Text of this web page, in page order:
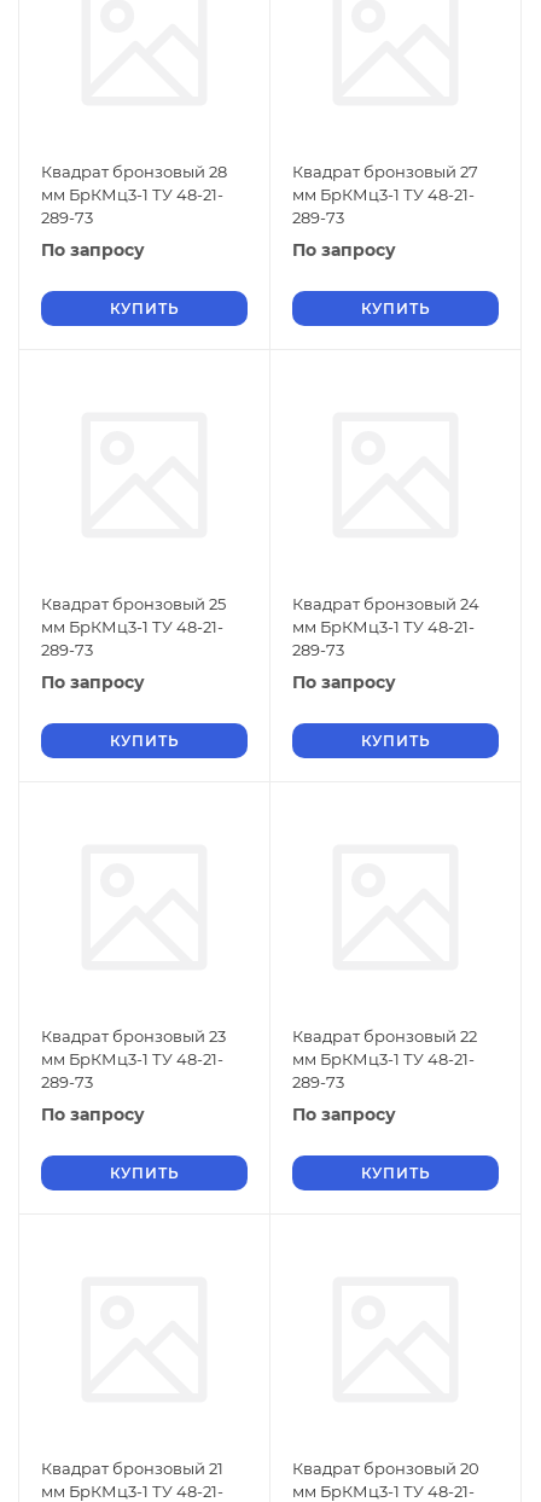
Квадрат бронзовый 28
мм БрКМц3-1 ТУ 48-21-
289-73
По запросу
КУПИТЬ
Квадрат бронзовый 27
мм БрКМц3-1 ТУ 48-21-
289-73
По запросу
КУПИТЬ
Квадрат бронзовый 25
мм БрКМц3-1 ТУ 48-21-
289-73
По запросу
КУПИТЬ
Квадрат бронзовый 24
мм БрКМц3-1 ТУ 48-21-
289-73
По запросу
КУПИТЬ
Квадрат бронзовый 23
мм БрКМц3-1 ТУ 48-21-
289-73
По запросу
КУПИТЬ
Квадрат бронзовый 22
мм БрКМц3-1 ТУ 48-21-
289-73
По запросу
КУПИТЬ
Квадрат бронзовый 21
мм БрКМц3-1 ТУ 48-21-
Квадрат бронзовый 20
мм БрКМц3-1 ТУ 48-21-